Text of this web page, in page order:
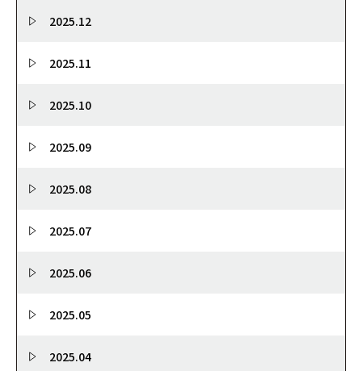
2025.12
2025.11
2025.10
2025.09
2025.08
2025.07
2025.06
2025.05
2025.04